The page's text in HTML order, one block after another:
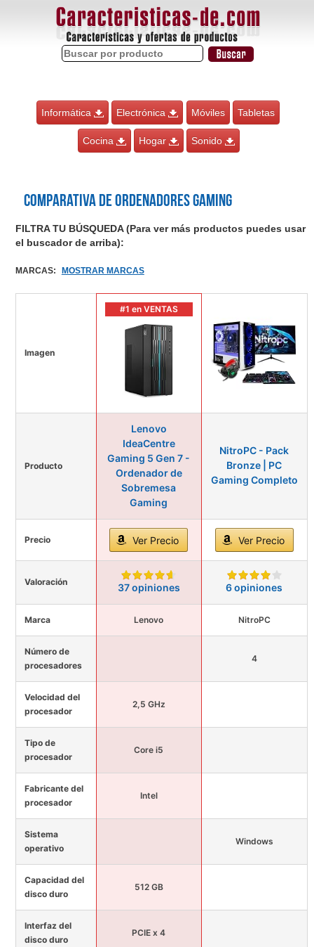
Informática Electrónica Móviles Tabletas
Cocina Hogar Sonido
Comparativa de Ordenadores gaming
FILTRA TU BÚSQUEDA (Para ver más productos puedes usar
el buscador de arriba):
MARCAS: MOSTRAR MARCAS
Imagen
#1 en VENTAS
Producto
Lenovo
IdeaCentre
Gaming 5 Gen 7 -
Ordenador de
Sobremesa
Gaming
NitroPC - Pack
Bronze | PC
Gaming Completo
Precio Ver Precio Ver Precio
Valoración 37 opiniones 6 opiniones
Marca Lenovo NitroPC
Número de
procesadores
4
Velocidad del
procesador
2,5 GHz
Tipo de
procesador
Core i5
Fabricante del
procesador
Intel
Sistema
operativo
Windows
Capacidad del
disco duro
512 GB
Interfaz del
disco duro
PCIE x 4